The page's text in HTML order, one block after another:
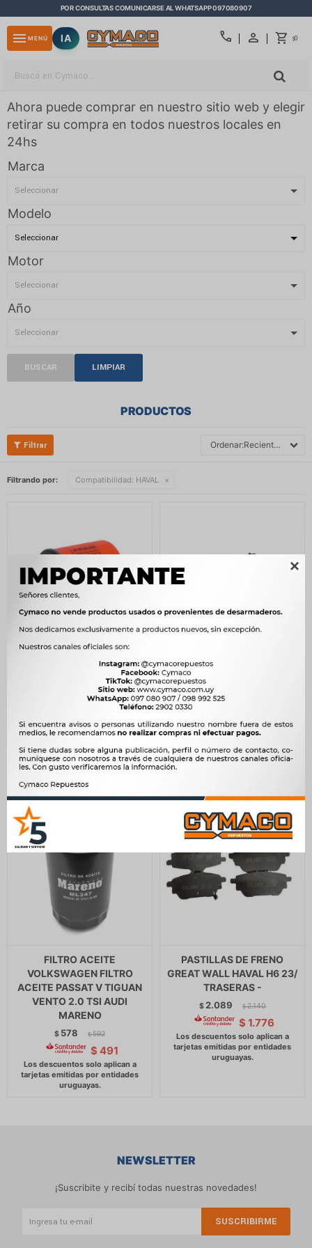

POR CONSULTAS COMUNICARSE AL WHATSAPP 097080907
call $0
menu MENÚ IA
Ahora puede comprar en nuestro sitio web y elegir
retirar su compra en todos nuestros locales en
24hs
Marca
Modelo
Motor
Año
BUSCAR LIMPIAR
PRODUCTOS
Recientes
Filtrando por: Compatibilidad: HAVAL
FILTRO ACEITE
CHEVROLET FIAT PALIO
UNO EVO CORSA DIESEL
MITSUBISHI FRAM
$290 $ 297
$247
INYECTOR GREAT WALL
HAVAL H6 1.5T VOLEEX
C50 1.5T F01R00M109 -
$1.360
FILTRO ACEITE
VOLKSWAGEN FILTRO
ACEITE PASSAT V TIGUAN
VENTO 2.0 TSI AUDI
MARENO
$ 578 $ 592
$ 491
PASTILLAS DE FRENO
GREAT WALL HAVAL H6 23/
TRASERAS -
$ 2.089 $ 2.140
$ 1.776
NEWSLETTER
¡Suscribite y recibí todas nuestras novedades!
SUSCRIBIRME
close